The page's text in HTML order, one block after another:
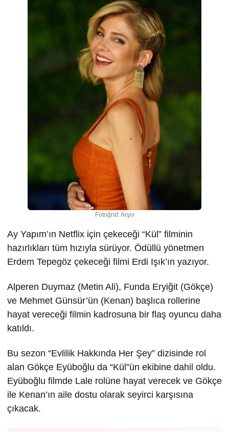
Fotoğraf: Arşiv
Ay Yapım’ın Netflix için çekeceği “Kül” filminin
hazırlıkları tüm hızıyla sürüyor. Ödüllü yönetmen
Erdem Tepegöz çekeceği filmi Erdi Işık’ın yazıyor.
Alperen Duymaz (Metin Ali), Funda Eryiğit (Gökçe)
ve Mehmet Günsür’ün (Kenan) başlıca rollerine
hayat vereceği filmin kadrosuna bir flaş oyuncu daha
katıldı.
Bu sezon “Evlilik Hakkında Her Şey” dizisinde rol
alan Gökçe Eyüboğlu da “Kül”ün ekibine dahil oldu.
Eyüboğlu filmde Lale rolüne hayat verecek ve Gökçe
ile Kenan’ın aile dostu olarak seyirci karşısına
çıkacak.